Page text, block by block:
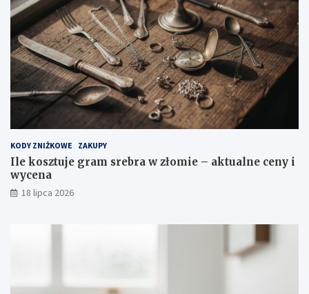
KODY ZNIŻKOWE ZAKUPY
Ile kosztuje gram srebra w złomie – aktualne ceny i
wycena
18 lipca 2026